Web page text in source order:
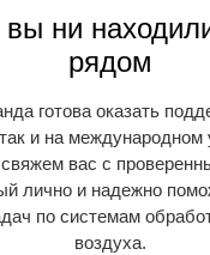
вы ни
рядом
готова оказать
и на
вас с
лично и надежно
по системам
воздуха.